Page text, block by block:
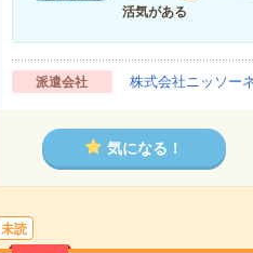
活気がある
派遣会社 株式会社ニッソー
気になる！
未読